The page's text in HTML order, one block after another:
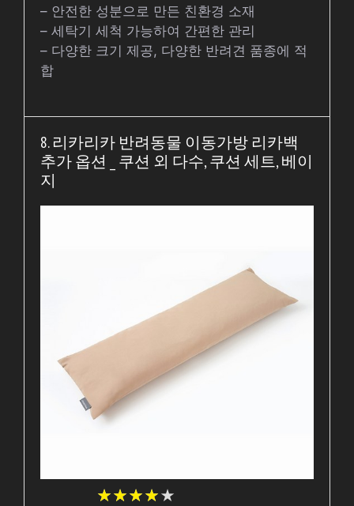
– 안전한 성분으로 만든 친환경 소재
– 세탁기 세척 가능하여 간편한 관리
– 다양한 크기 제공, 다양한 반려견 품종에 적
합
8. 리카리카 반려동물 이동가방 리카백
추가 옵션 _ 쿠션 외 다수, 쿠션 세트, 베이
지
★★★★★
★★★★★